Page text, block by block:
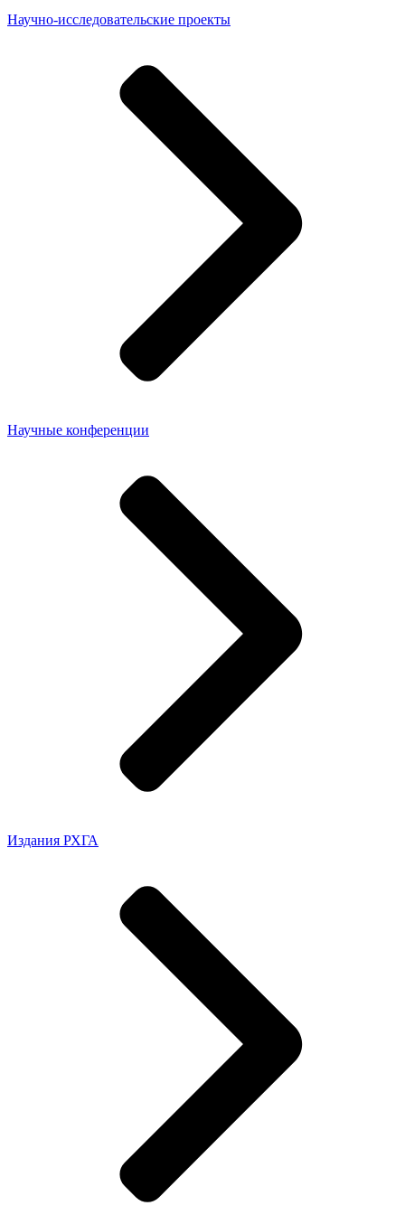
Научно-исследовательские проекты
Научные конференции
Издания РХГА